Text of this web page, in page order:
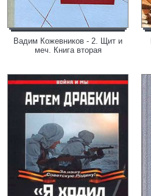
Вадим Кожевников - 2. Щит и
меч. Книга вторая